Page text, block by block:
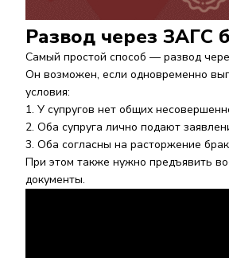
Развод через ЗАГС
Самый простой способ — развод
Он возможен, если одновременно
условия:
У супругов нет общих
Оба супруга лично подают
Оба согласны на расторжение
При этом также нужно предъявить
документы.